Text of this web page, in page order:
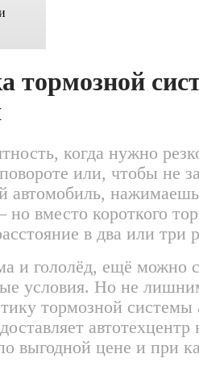
тормозной
когда нужно
или, чтобы не
автомобиль,
вместо короткого
в два или три
и гололёд, ещё можно
условия. Но не
тормозной системы
автотехцентр
выгодной цене и при